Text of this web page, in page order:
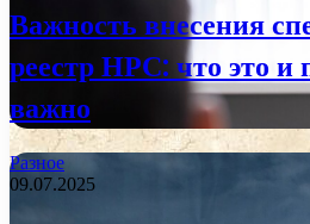
Важность внесения
реестр НРС: что это и
важно
Разное
09.07.2025